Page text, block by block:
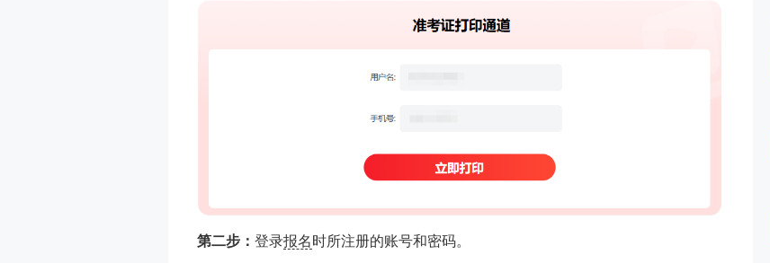
第二步： 登录报名时所注册的账号和密码。